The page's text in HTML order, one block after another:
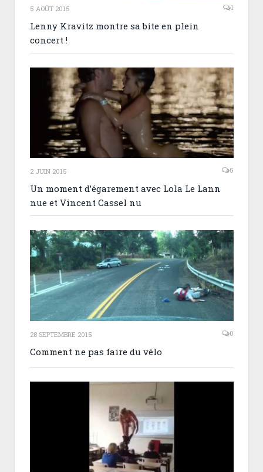
5 AOÛT 2015 1
Lenny Kravitz montre sa bite en plein
concert !
2 JUIN 2015 5
Un moment d’égarement avec Lola Le Lann
nue et Vincent Cassel nu
28 SEPTEMBRE 2015 0
Comment ne pas faire du vélo